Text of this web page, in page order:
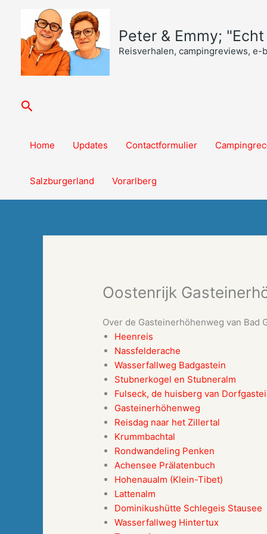
inhoud
Peter & Emmy;
Reisverhalen, campingreviews,
Zoeken
Home Updates Contactformulier
Salzburgerland Vorarlberg
Oostenrijk
Over de Gasteinerhöhenweg van Bad
Heenreis
Nassfelderache
Wasserfallweg Badgastein
Stubnerkogel en Stubneralm
Fulseck, de huisberg van
Gasteinerhöhenweg
Reisdag naar het Zillertal
Krummbachtal
Rondwandeling Penken
Achensee Prälatenbuch
Hohenaualm (Klein-Tibet)
Lattenalm
Dominikushütte Schlegeis Stausee
Wasserfallweg Hintertux